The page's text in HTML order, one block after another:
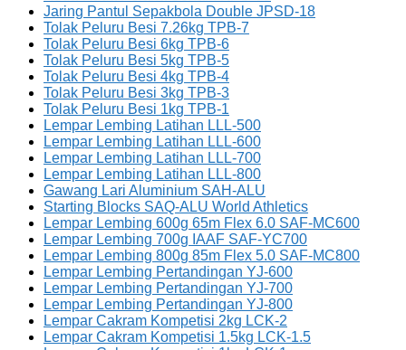
Jaring Pantul Sepakbola Double JPSD-18
Tolak Peluru Besi 7.26kg TPB-7
Tolak Peluru Besi 6kg TPB-6
Tolak Peluru Besi 5kg TPB-5
Tolak Peluru Besi 4kg TPB-4
Tolak Peluru Besi 3kg TPB-3
Tolak Peluru Besi 1kg TPB-1
Lempar Lembing Latihan LLL-500
Lempar Lembing Latihan LLL-600
Lempar Lembing Latihan LLL-700
Lempar Lembing Latihan LLL-800
Gawang Lari Aluminium SAH-ALU
Starting Blocks SAQ-ALU World Athletics
Lempar Lembing 600g 65m Flex 6.0 SAF-MC600
Lempar Lembing 700g IAAF SAF-YC700
Lempar Lembing 800g 85m Flex 5.0 SAF-MC800
Lempar Lembing Pertandingan YJ-600
Lempar Lembing Pertandingan YJ-700
Lempar Lembing Pertandingan YJ-800
Lempar Cakram Kompetisi 2kg LCK-2
Lempar Cakram Kompetisi 1.5kg LCK-1.5